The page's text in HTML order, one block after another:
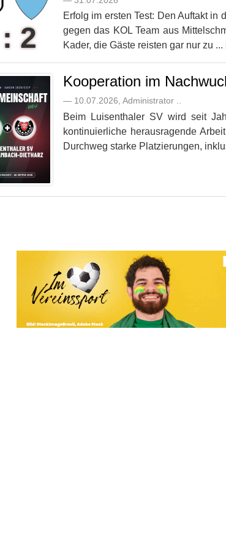
2
Erfolg im ersten Test: Den Auftakt in
gegen das KOL Team aus
Kader, die Gäste reisten gar nur zu ...
Kooperation im
— 10.07.2026, Administrator ..
Beim Luisenthaler SV wird seit
kontinuierliche herausragende
Durchweg starke Platzierungen,